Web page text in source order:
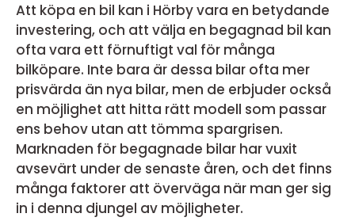
Att köpa en bil kan i Hörby vara en betydande
investering, och att välja en begagnad bil kan
ofta vara ett förnuftigt val för många
bilköpare. Inte bara är dessa bilar ofta mer
prisvärda än nya bilar, men de erbjuder också
en möjlighet att hitta rätt modell som passar
ens behov utan att tömma spargrisen.
Marknaden för begagnade bilar har vuxit
avsevärt under de senaste åren, och det finns
många faktorer att överväga när man ger sig
in i denna djungel av möjligheter.